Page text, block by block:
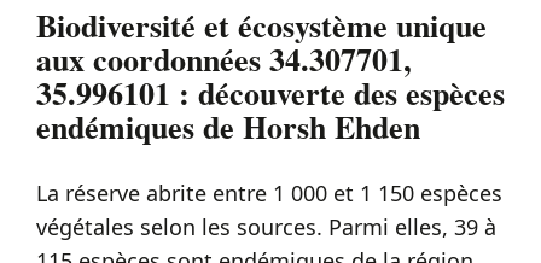
Biodiversité et écosystème unique
aux coordonnées 34.307701,
35.996101 : découverte des espèces
endémiques de Horsh Ehden
La réserve abrite entre 1 000 et 1 150 espèces
végétales selon les sources. Parmi elles, 39 à